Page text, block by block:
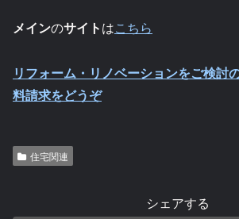
メインのサイトはこちら
リフォーム・リノベーションをご検討
料請求をどうぞ
住宅関連
シェアする